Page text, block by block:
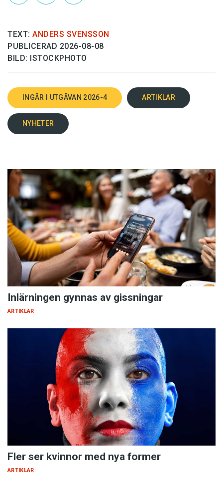
TEXT: ANDERS SVENSSON
PUBLICERAD 2026-08-08
BILD: ISTOCKPHOTO
INGÅR I UTGÅVAN 2026-4 ARTIKLAR
NYHETER
Inlärningen gynnas av gissningar
ARTIKLAR
Fler ser kvinnor med nya former
ARTIKLAR